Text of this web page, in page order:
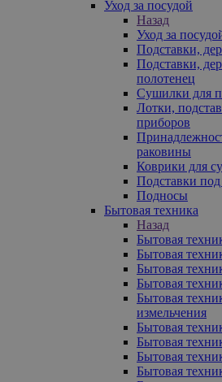
Уход за посудой
Назад
Уход за
Подставки,
Подставки,
полотенец
Сушилки для
Лотки,
приборов
раковины
Коврики для
Подставки под
Подносы
Бытовая техника
Назад
Бытовая
Бытовая
Бытовая
Бытовая
Бытовая
измельчения
Бытовая
Бытовая
Бытовая
Бытовая